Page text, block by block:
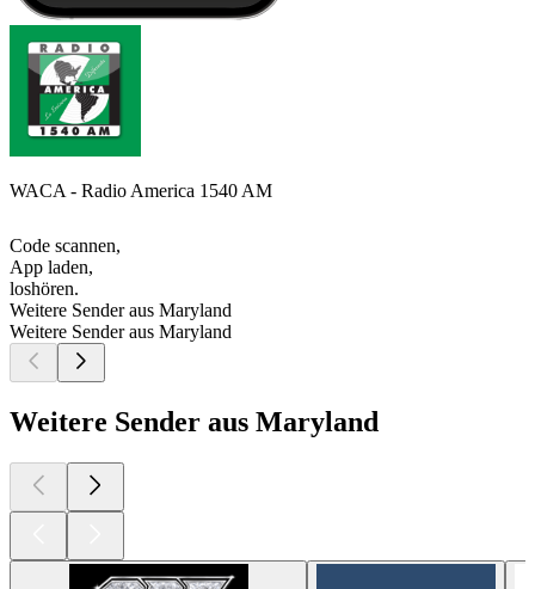
WACA - Radio America 1540 AM
Code scannen,
App laden,
loshören.
Weitere Sender aus Maryland
Weitere Sender aus Maryland
Weitere Sender aus Maryland